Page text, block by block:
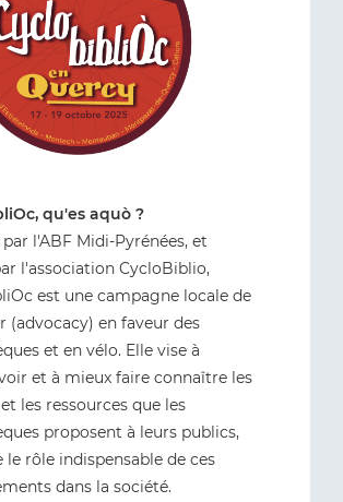
qu'es aquò ?
l'ABF Midi-Pyrénées, et
l'association CycloBiblio,
est une campagne locale de
(advocacy) en faveur des
et en vélo. Elle vise à
et à mieux faire connaître les
les ressources que les
proposent à leurs publics,
le rôle indispensable de ces
dans la société.